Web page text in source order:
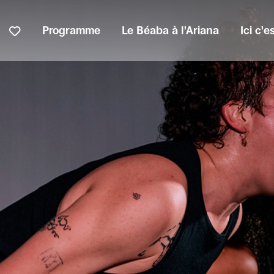
Programme Le Béaba à l'Ariana Ici